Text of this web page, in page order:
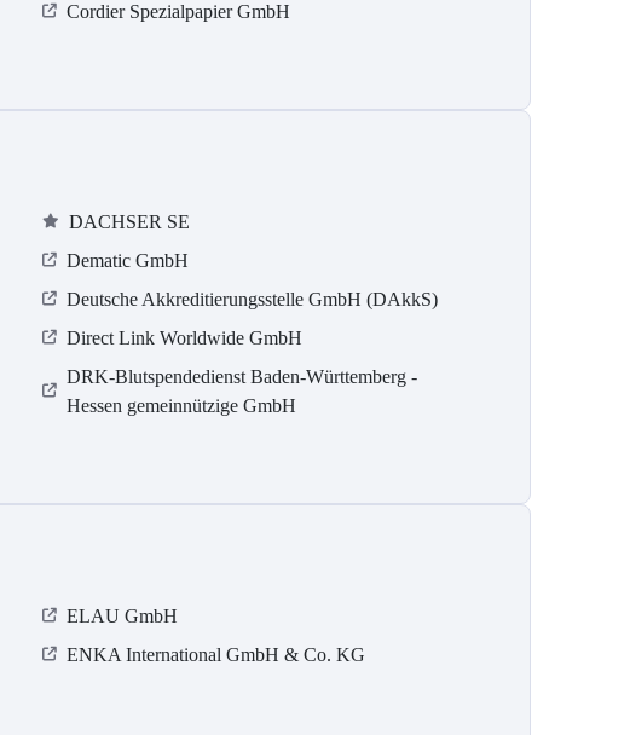
Cordier Spezialpapier GmbH
DACHSER SE
Dematic GmbH
Deutsche Akkreditierungsstelle GmbH (DAkkS)
Direct Link Worldwide GmbH
DRK-Blutspendedienst Baden-Württemberg -
Hessen gemeinnützige GmbH
ELAU GmbH
ENKA International GmbH & Co. KG